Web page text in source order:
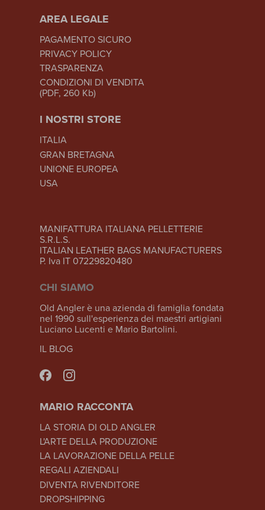
AREA LEGALE
PAGAMENTO SICURO
PRIVACY POLICY
TRASPARENZA
CONDIZIONI DI VENDITA
(PDF, 260 Kb)
I NOSTRI STORE
ITALIA
GRAN BRETAGNA
UNIONE EUROPEA
USA
MANIFATTURA ITALIANA PELLETTERIE
S.R.L.S.
ITALIAN LEATHER BAGS MANUFACTURERS
P. Iva IT 07229820480
CHI SIAMO
Old Angler è una azienda di famiglia fondata
nel 1990 sull'esperienza dei maestri artigiani
Luciano Lucenti e Mario Bartolini.
IL BLOG
MARIO RACCONTA
LA STORIA DI OLD ANGLER
L'ARTE DELLA PRODUZIONE
LA LAVORAZIONE DELLA PELLE
REGALI AZIENDALI
DIVENTA RIVENDITORE
DROPSHIPPING